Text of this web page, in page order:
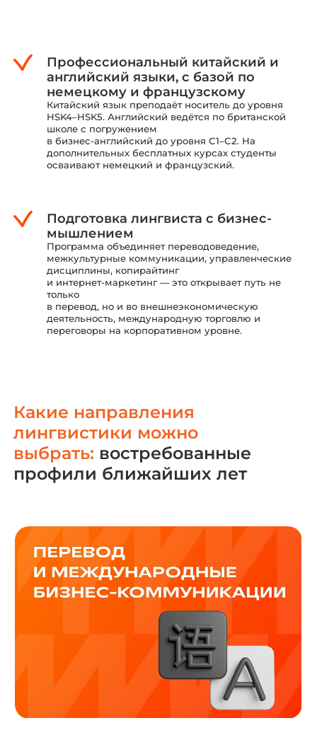
Профессиональный китайский и
английский языки, с базой по
немецкому и французскому
Китайский язык преподаёт носитель до уровня
HSK4–HSK5. Английский ведётся по британской
школе с погружением
в бизнес-английский до уровня C1–C2. На
дополнительных бесплатных курсах студенты
осваивают немецкий и французский.
Подготовка лингвиста с бизнес-
мышлением
Программа объединяет переводоведение,
межкультурные коммуникации, управленческие
дисциплины, копирайтинг
и интернет-маркетинг — это открывает путь не
только
в перевод, но и во внешнеэкономическую
деятельность, международную торговлю и
переговоры на корпоративном уровне.
Какие направления
лингвистики можно
выбрать: востребованные
профили ближайших лет